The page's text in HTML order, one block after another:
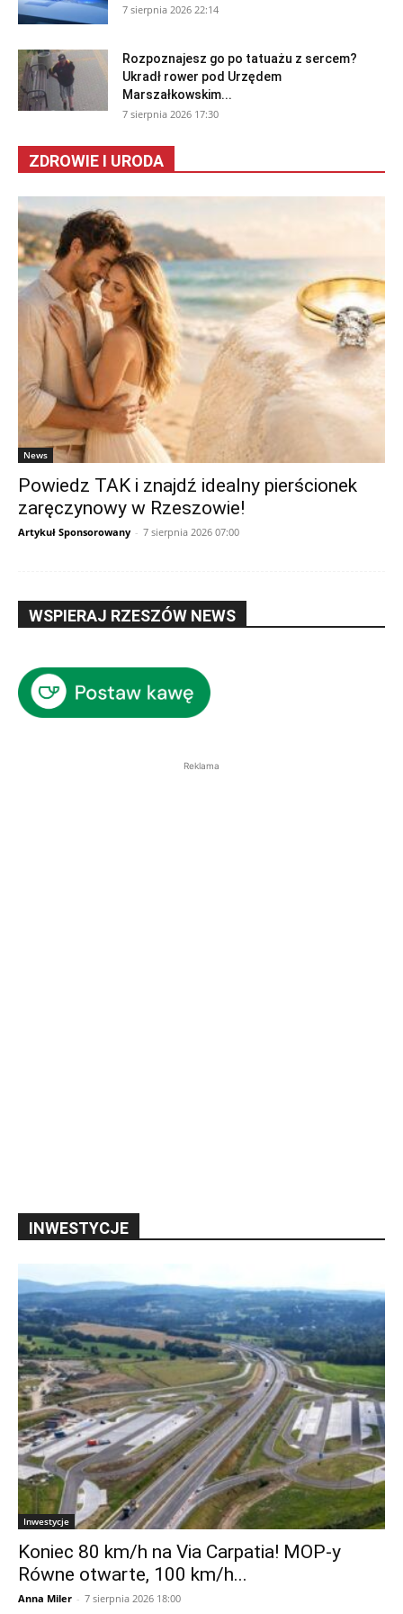
7 sierpnia 2026 22:14
Rozpoznajesz go po tatuażu z sercem?
Ukradł rower pod Urzędem
Marszałkowskim...
7 sierpnia 2026 17:30
ZDROWIE I URODA
News
Powiedz TAK i znajdź idealny pierścionek
zaręczynowy w Rzeszowie!
Artykuł Sponsorowany - 7 sierpnia 2026 07:00
WSPIERAJ RZESZÓW NEWS
Reklama
INWESTYCJE
Inwestycje
Koniec 80 km/h na Via Carpatia! MOP-y
Równe otwarte, 100 km/h...
Anna Miler - 7 sierpnia 2026 18:00